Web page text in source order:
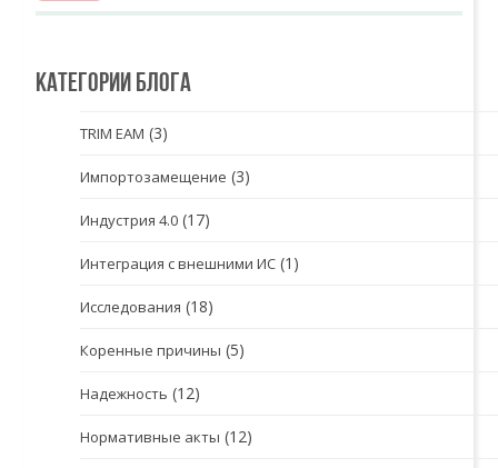
Категории блога
TRIM EAM (3)
Импортозамещение (3)
Индустрия 4.0 (17)
Интеграция с внешними ИС (1)
Исследования (18)
Коренные причины (5)
Надежность (12)
Нормативные акты (12)